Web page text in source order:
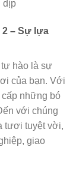
dịp
– Sự lựa
hào là sự
của bạn. Với
cấp những bó
với chúng
tươi tuyệt vời,
giao